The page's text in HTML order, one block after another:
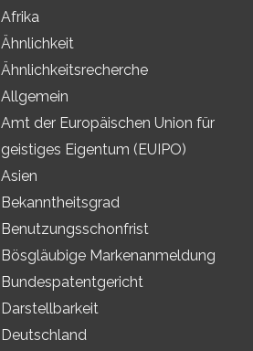
Afrika
Ähnlichkeit
Ähnlichkeitsrecherche
Allgemein
Amt der Europäischen Union für
geistiges Eigentum (EUIPO)
Asien
Bekanntheitsgrad
Benutzungsschonfrist
Bösgläubige Markenanmeldung
Bundespatentgericht
Darstellbarkeit
Deutschland